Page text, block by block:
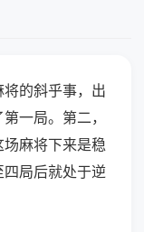
的斜乎事，出
一局。第二，
麻将下来是稳
局后就处于逆